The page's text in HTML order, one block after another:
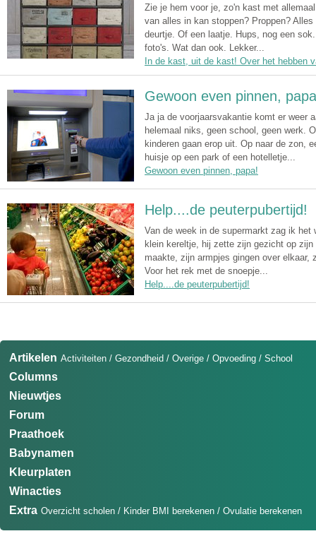
Zie je hem voor je, zo'n kast met
van alles in kan stoppen? Proppen?
deurtje. Of een laatje. Hups, nog een
foto's. Wat dan ook. Lekker...
In de kast, uit de kast! Over het hebben
Gewoon even pinnen,
Ja ja de voorjaarsvakantie komt er weer
helemaal niks, geen school, geen werk.
kinderen gaan erop uit. Op naar de zon,
huisje op een park of een hotelletje...
Gewoon even pinnen, papa!
Help....de peuterpubertijd!
Van de week in de supermarkt zag ik het
klein kereltje, hij zette zijn gezicht op
maakte, zijn armpjes gingen over
Voor het rek met de snoepje...
Help....de peuterpubertijd!
Artikelen Activiteiten / Gezondheid / Overige / Opvoeding / School
Columns
Nieuwtjes
Forum
Praathoek
Babynamen
Kleurplaten
Winacties
Extra Overzicht scholen / Kinder BMI berekenen / Ovulatie berekenen